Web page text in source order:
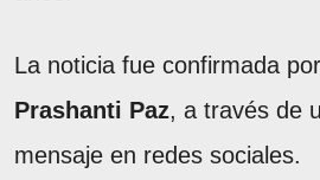
La noticia fue confirmada
Prashanti Paz, a través de
mensaje en redes sociales.